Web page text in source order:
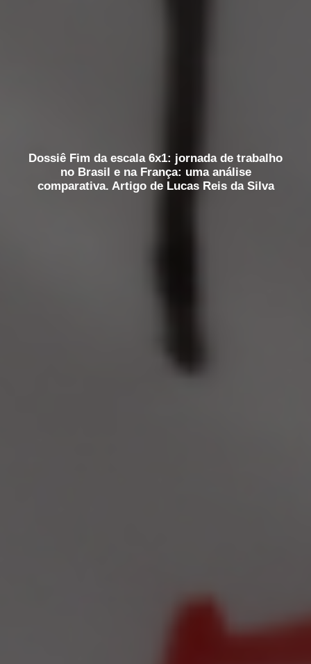
Dossiê Fim da escala 6x1: jornada de trabalho
no Brasil e na França: uma análise
comparativa. Artigo de Lucas Reis da Silva